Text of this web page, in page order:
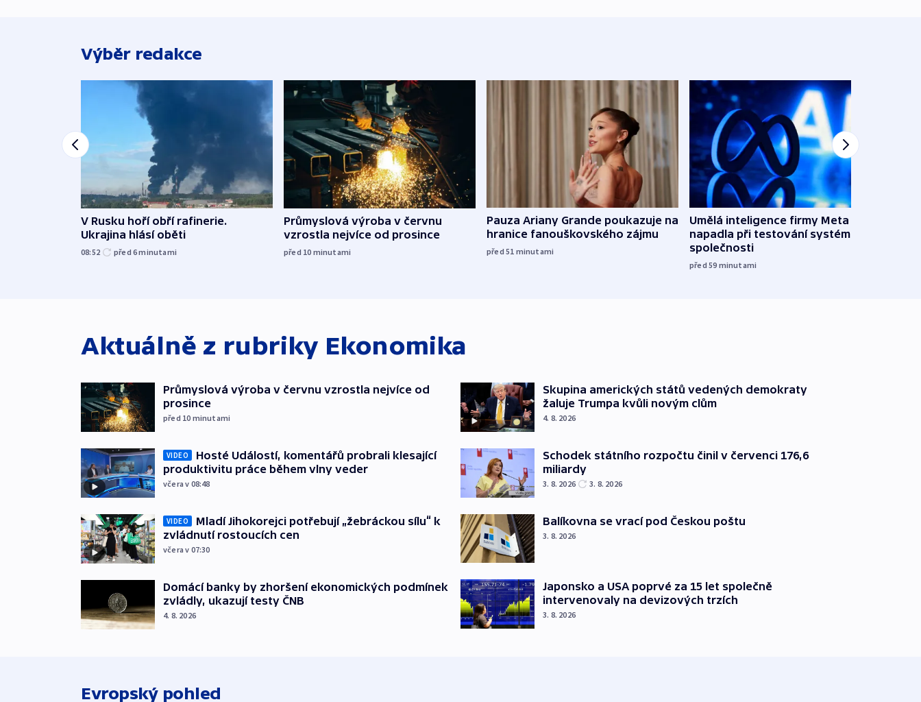
Výběr redakce
V Rusku hoří obří rafinerie.
Ukrajina hlásí oběti
08:52 před 6minutami
Průmyslová výroba v červnu
vzrostla nejvíce od prosince
před 10 minutami
Pauza Ariany Grande poukazuje na
hranice fanouškovského zájmu
před 51 minutami
Umělá inteligence firmy Meta
napadla při testování systém jiné
společnosti
před 59 minutami
Aktuálně z rubriky Ekonomika
Průmyslová výroba v červnu vzrostla nejvíce od
prosince
před 10 minutami
VIDEO
Hosté Událostí, komentářů probrali klesající
produktivitu práce během vlny veder
včera v 08:48
VIDEO
Mladí Jihokorejci potřebují „žebráckou sílu“ k
zvládnutí rostoucích cen
včera v 07:30
Domácí banky by zhoršení ekonomických podmínek
zvládly, ukazují testy ČNB
4. 8. 2026
Skupina amerických států vedených demokraty
žaluje Trumpa kvůli novým clům
4. 8. 2026
Schodek státního rozpočtu činil v červenci 176,6
miliardy
3. 8. 2026 3. 8. 2026
Balíkovna se vrací pod Českou poštu
3. 8. 2026
Japonsko a USA poprvé za 15 let společně
intervenovaly na devizových trzích
3. 8. 2026
Evropský pohled